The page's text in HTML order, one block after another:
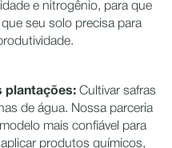
e nitrogênio, para que
seu solo precisa para
plantações:Cultivar safras
de água. Nossa parceria
mais confiável para
produtos químicos,